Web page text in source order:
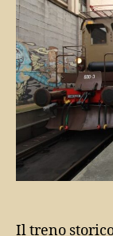
Il treno